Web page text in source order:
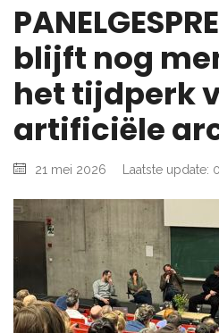
blijft nog
het tijdperk
artificiële
21 mei 2026 Laatste update: